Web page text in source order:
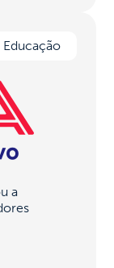
Educação
a